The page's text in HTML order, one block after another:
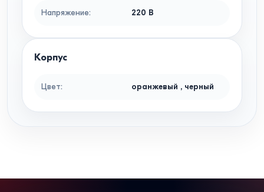
Напряжение: 220 В
Корпус
Цвет: оранжевый , черный